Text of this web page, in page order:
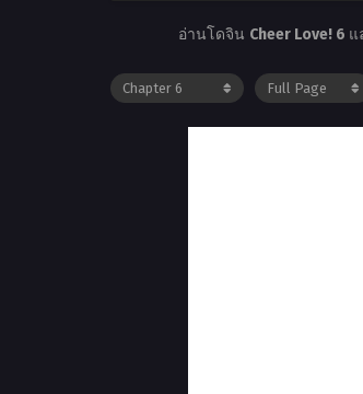
อ่านโดจิน Cheer Love! 6 แ